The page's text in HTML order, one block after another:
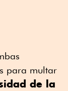
para multar
de la